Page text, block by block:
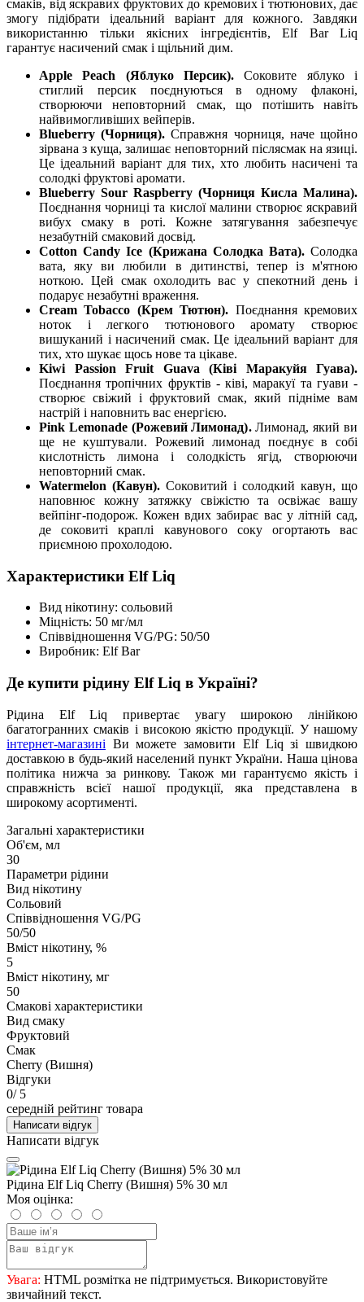
смаків, від яскравих фруктових до кремових і тютюнових, дає
змогу підібрати ідеальний варіант для кожного. Завдяки
використанню тільки якісних інгредієнтів, Elf Bar Liq
гарантує насичений смак і щільний дим.
Apple Peach (Яблуко Персик).Соковите яблуко і
стиглий персик поєднуються в одному флаконі,
створюючи неповторний смак, що потішить навіть
найвимогливіших вейперів.
Blueberry (Чорниця).Справжня чорниця, наче щойно
зірвана з куща, залишає неповторний післясмак на язиці.
Це ідеальний варіант для тих, хто любить насичені та
солодкі фруктові аромати.
Blueberry Sour Raspberry (Чорниця Кисла Малина).
Поєднання чорниці та кислої малини створює яскравий
вибух смаку в роті. Кожне затягування забезпечує
незабутній смаковий досвід.
Cotton Candy Ice (Крижана Солодка Вата). Солодка
вата, яку ви любили в дитинстві, тепер із м'ятною
ноткою. Цей смак охолодить вас у спекотний день і
подарує незабутні враження.
Cream Tobacco (Крем Тютюн). Поєднання кремових
ноток і легкого тютюнового аромату створює
вишуканий і насичений смак. Це ідеальний варіант для
тих, хто шукає щось нове та цікаве.
Kiwi Passion Fruit Guava (Ківі Маракуйя Гуава).
Поєднання тропічних фруктів - ківі, маракуї та гуави -
створює свіжий і фруктовий смак, який підніме вам
настрій і наповнить вас енергією.
Pink Lemonade (Рожевий Лимонад).Лимонад, який ви
ще не куштували. Рожевий лимонад поєднує в собі
кислотність лимона і солодкість ягід, створюючи
неповторний смак.
Watermelon (Кавун). Соковитий і солодкий кавун, що
наповнює кожну затяжку свіжістю та освіжає вашу
вейпінг-подорож. Кожен вдих забирає вас у літній сад,
де соковиті краплі кавунового соку огортають вас
приємною прохолодою.
Характеристики Elf Liq
Вид нікотину: сольовий
Міцність: 50 мг/мл
Співвідношення VG/PG: 50/50
Виробник: Elf Bar
Де купити рідину Elf Liq в Україні?
Рідина Elf Liq привертає увагу широкою лінійкою
багатогранних смаків і високою якістю продукції. У нашому
інтернет-магазині Ви можете замовити Elf Liq зі швидкою
доставкою в будь-який населений пункт України. Наша цінова
політика нижча за ринкову. Також ми гарантуємо якість і
справжність всієї нашої продукції, яка представлена в
широкому асортименті.
Загальні характеристики
Об'єм, мл
30
Параметри рідини
Вид нікотину
Сольовий
Співвідношення VG/PG
50/50
Вміст нікотину, %
5
Вміст нікотину, мг
50
Смакові характеристики
Вид смаку
Фруктовий
Смак
Cherry (Вишня)
Відгуки
0/ 5
середній рейтинг товара
Написати відгук
Написати відгук
Рідина Elf Liq Cherry (Вишня) 5% 30 мл
Моя оцінка:
Увага: HTML розмітка не підтримується. Використовуйте
звичайний текст.